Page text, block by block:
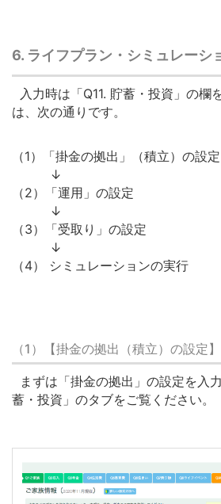
6. ライフプラン・シミュレーシ
入力時は「Q11. 貯蓄・投資」の欄
は、次の通りです。
（1）「掛金の拠出」（積立）の設定
↓
（2）「運用」の設定
↓
（3）「受取り」の設定
↓
（4） シミュレーションの実行
（1）【掛金の拠出（積立）の設定】
まずは「掛金の拠出」の設定を入力
蓄・投資」のタブをご覧ください。